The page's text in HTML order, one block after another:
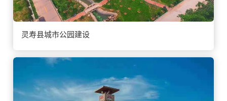
灵寿县城市公园建设